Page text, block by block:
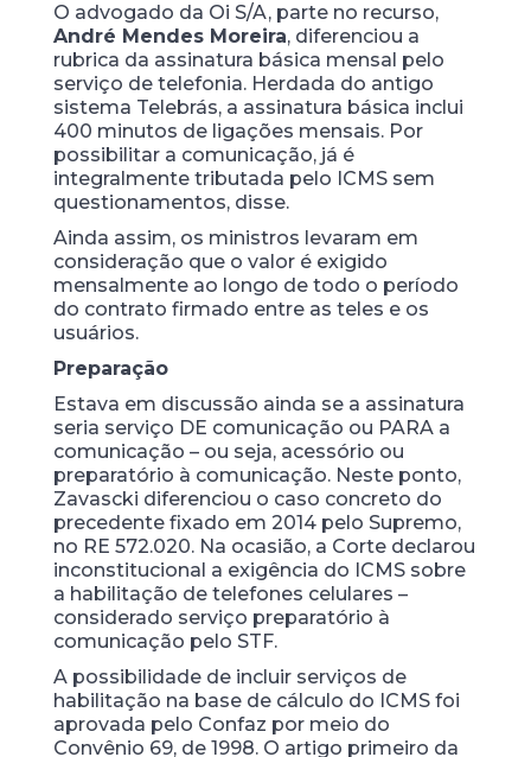
O advogado da Oi S/A, parte no recurso,
André Mendes Moreira, diferenciou a
rubrica da assinatura básica mensal pelo
serviço de telefonia. Herdada do antigo
sistema Telebrás, a assinatura básica inclui
400 minutos de ligações mensais. Por
possibilitar a comunicação, já é
integralmente tributada pelo ICMS sem
questionamentos, disse.
Ainda assim, os ministros levaram em
consideração que o valor é exigido
mensalmente ao longo de todo o período
do contrato firmado entre as teles e os
usuários.
Preparação
Estava em discussão ainda se a assinatura
seria serviço DE comunicação ou PARA a
comunicação – ou seja, acessório ou
preparatório à comunicação. Neste ponto,
Zavascki diferenciou o caso concreto do
precedente fixado em 2014 pelo Supremo,
no RE 572.020. Na ocasião, a Corte declarou
inconstitucional a exigência do ICMS sobre
a habilitação de telefones celulares –
considerado serviço preparatório à
comunicação pelo STF.
A possibilidade de incluir serviços de
habilitação na base de cálculo do ICMS foi
aprovada pelo Confaz por meio do
Convênio 69, de 1998. O artigo primeiro da